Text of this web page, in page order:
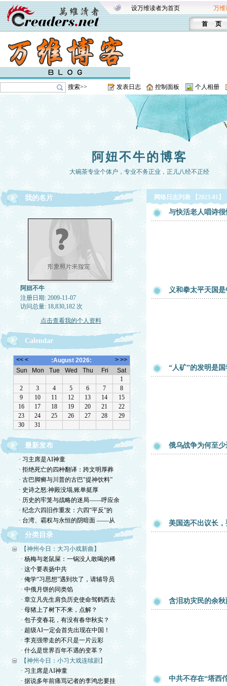
设万维读者为首页 万维
首 页
搜索>> 发表日志 控制面板 个人相册
阿妞不牛的博客
大碗茶专业个体户，专业不务正业，正儿八经不正经
我的名片
阿妞不牛
注册日期: 2009-11-07
访问总量: 18,830,182 次
点击查看我的个人资料
Calendar
最新发布
· 习主席是AI神童
· 拒绝死亡的四种翻译：跨文明厚葬
· 古巴脚癣与川普的古巴"提神饮料”
· 史诗之怒:神殿没塌,账单挺厚
· 历史的牢笼与战略的迷局——呼应余
· 纪念六四旧作重发：六四“平反”的
· 台湾、霸权与永恒的阴暗面 ——从
分类目录
【神州今日：大习小戏新曲】
· 杨梅与老鼠屎：一锅没人敢喝的稀
· 这个要表扬中共
· 俺学“习思想”遇到坎了，请辅导员
· 中俄月饼的同类馅
· 章立凡先生肩负历史使命驾鹤西去
· 母猪上了树下不来，点解？
· 包子变春花，有没有春华秋实？
· 超级AI一定会首先出现在中国！
· 李克强带走的不只是一片云彩
· 什么是世界百年不遇的变革？
【神州今日：小习大戏连续剧】
· 习主席是AI神童
· 据说多年前痛骂记者的李鸿忠要挂
网络日志列表 【2023-01】
与快活老人唱诗很
义和拳太平天国
“人矿”的发明是
俄乌战争为何至
美国选不出议长
含泪劝灾民的余
中共不存在“塔西